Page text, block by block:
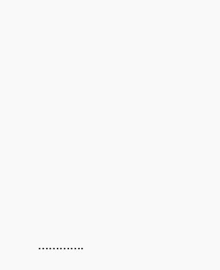
………….